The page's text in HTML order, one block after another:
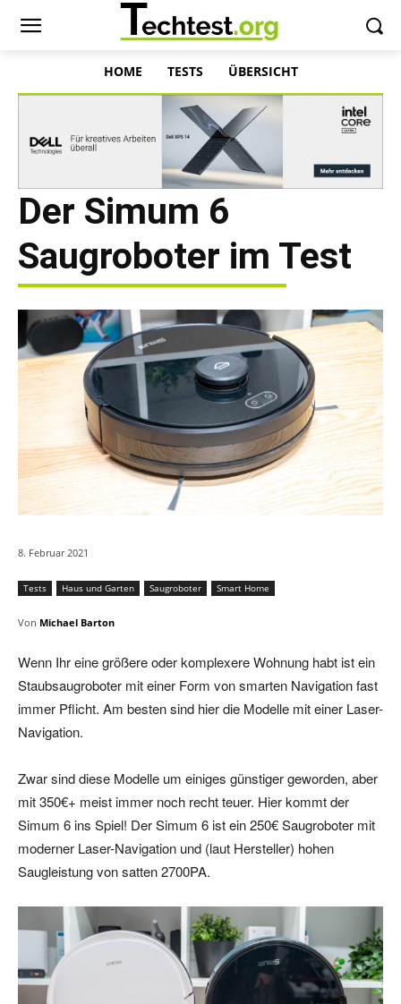
HOME TESTS ÜBERSICHT
Der Simum 6
Saugroboter im Test
8. Februar 2021
Tests Haus und Garten Saugroboter Smart Home
Von Michael Barton
Wenn Ihr eine größere oder komplexere Wohnung habt ist ein
Staubsaugroboter mit einer Form von smarten Navigation fast
immer Pflicht. Am besten sind hier die Modelle mit einer Laser-
Navigation.
Zwar sind diese Modelle um einiges günstiger geworden, aber
mit 350€+ meist immer noch recht teuer. Hier kommt der
Simum 6 ins Spiel! Der Simum 6 ist ein 250€ Saugroboter mit
moderner Laser-Navigation und (laut Hersteller) hohen
Saugleistung von satten 2700PA.